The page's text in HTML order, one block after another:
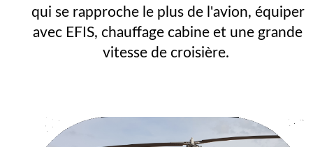
qui se rapproche le plus de l'avion, équiper
avec EFIS, chauffage cabine et une grande
vitesse de croisière.